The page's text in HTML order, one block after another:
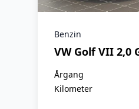
Benzin
VW Golf VII 2,0
Årgang
Kilometer